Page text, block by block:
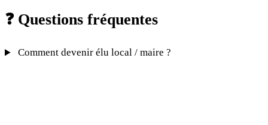
❓Questions fréquentes
Comment devenir élu local / maire ?